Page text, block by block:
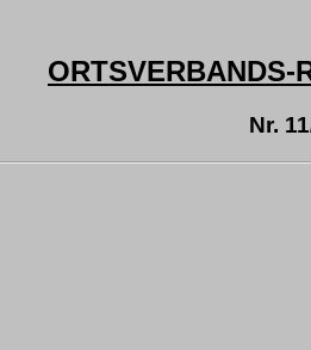
ORTSVERBANDS-
Nr.